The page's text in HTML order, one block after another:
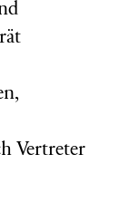
Vertreter